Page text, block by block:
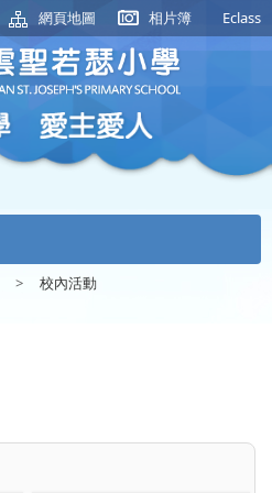
網頁地圖 相片簿 Eclass
> 校內活動